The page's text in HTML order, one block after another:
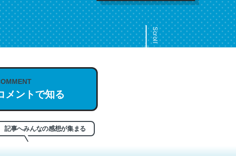
Scroll
メントで知る
記事へみんなの感想が集まる
これは名文。彼はとてもクレバーなんだろうなと凄く思う。英語少しでも
もお勧め。自分はこの流れ好き。Let’s Fucking Go. Then Covid hit.